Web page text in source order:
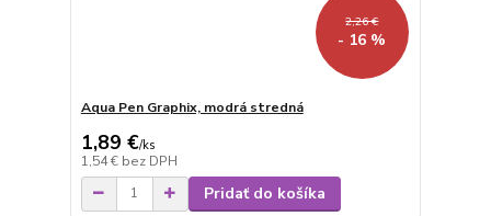
2,26 €
- 16 %
Aqua Pen Graphix, modrá stredná
1,89 €/ks
1,54 € bez DPH
Pridať do košíka